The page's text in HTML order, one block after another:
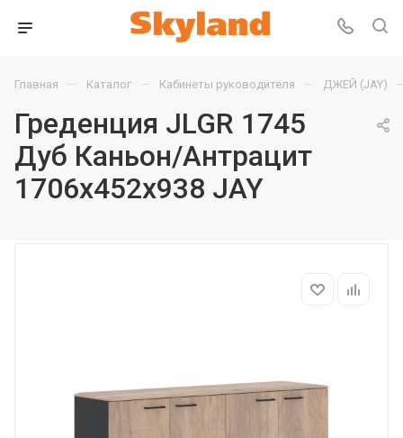
Главная — Каталог — Кабинеты руководителя — ДЖЕЙ (JAY)
Греденция JLGR 1745
Дуб Каньон/Антрацит
1706х452х938 JAY